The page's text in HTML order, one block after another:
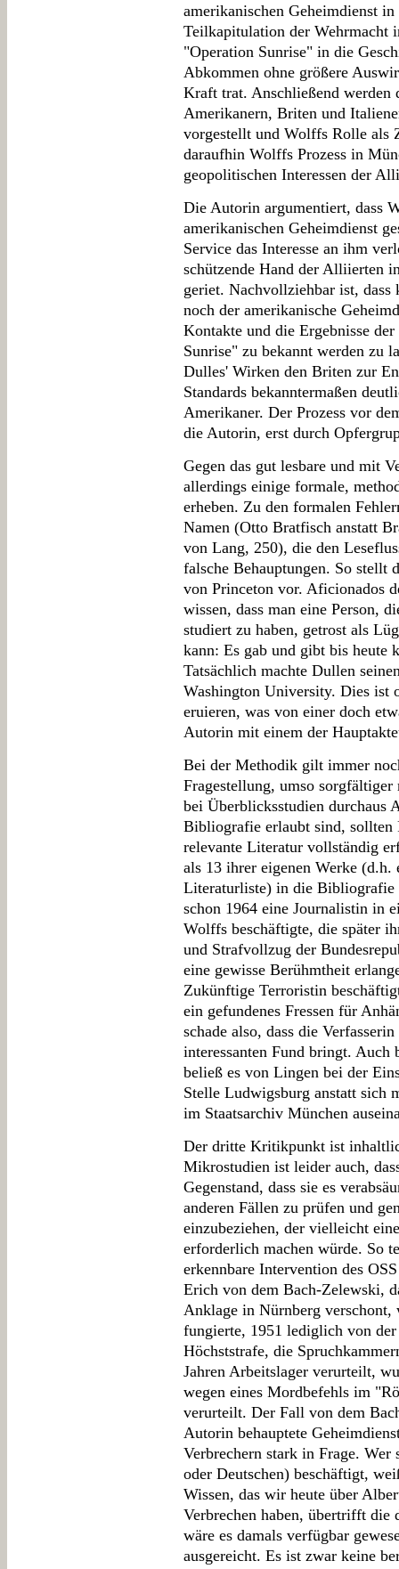
amerikanischen Geheimdienst
Teilkapitulation der Wehrmacht
"Operation Sunrise" in die
Abkommen ohne größere
Kraft trat. Anschließend werden
Amerikanern, Briten und
vorgestellt und Wolffs Rolle als
daraufhin Wolffs Prozess in
geopolitischen Interessen der
Die Autorin argumentiert, dass
amerikanischen Geheimdienst
Service das Interesse an ihm
schützende Hand der Alliierten
geriet. Nachvollziehbar ist, dass
noch der amerikanische
Kontakte und die Ergebnisse
Sunrise" zu bekannt werden zu
Dulles' Wirken den Briten zur
Standards bekanntermaßen
Amerikaner. Der Prozess vor
die Autorin, erst durch
Gegen das gut lesbare und mit
allerdings einige formale,
erheben. Zu den formalen
Namen (Otto Bratfisch anstatt
von Lang, 250), die den
falsche Behauptungen. So stellt
von Princeton vor. Aficionados
wissen, dass man eine Person,
studiert zu haben, getrost als
kann: Es gab und gibt bis heute
Tatsächlich machte Dullen
Washington University. Dies ist
eruieren, was von einer doch
Autorin mit einem der
Bei der Methodik gilt immer
Fragestellung, umso
bei Überblicksstudien durchaus
Bibliografie erlaubt sind, sollten
relevante Literatur vollständig
als 13 ihrer eigenen Werke (d.h.
Literaturliste) in die Bibliografie
schon 1964 eine Journalistin in
Wolffs beschäftigte, die später
und Strafvollzug der
eine gewisse Berühmtheit
Zukünftige Terroristin
ein gefundenes Fressen für
schade also, dass die
interessanten Fund bringt. Auch
beließ es von Lingen bei der
Stelle Ludwigsburg anstatt sich
im Staatsarchiv München
Der dritte Kritikpunkt ist
Mikrostudien ist leider auch,
Gegenstand, dass sie es
anderen Fällen zu prüfen und
einzubeziehen, der vielleicht
erforderlich machen würde. So
erkennbare Intervention des
Erich von dem Bach-Zelewski,
Anklage in Nürnberg
fungierte, 1951 lediglich von
Höchststrafe, die
Jahren Arbeitslager verurteilt,
wegen eines Mordbefehls im
verurteilt. Der Fall von dem
Autorin behauptete
Verbrechern stark in Frage.
oder Deutschen) beschäftigt,
Wissen, das wir heute über
Verbrechen haben, übertrifft die
wäre es damals verfügbar
ausgereicht. Es ist zwar keine